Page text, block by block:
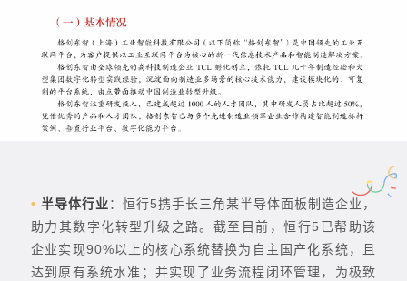
• 半导体行业：恒行5携手长三角某半导体面板制造企业，
助力其数字化转型升级之路。截至目前，恒行5已帮助该
企业实现90%以上的核心系统替换为自主国产化系统，且
达到原有系统水准；并实现了业务流程闭环管理，为极致